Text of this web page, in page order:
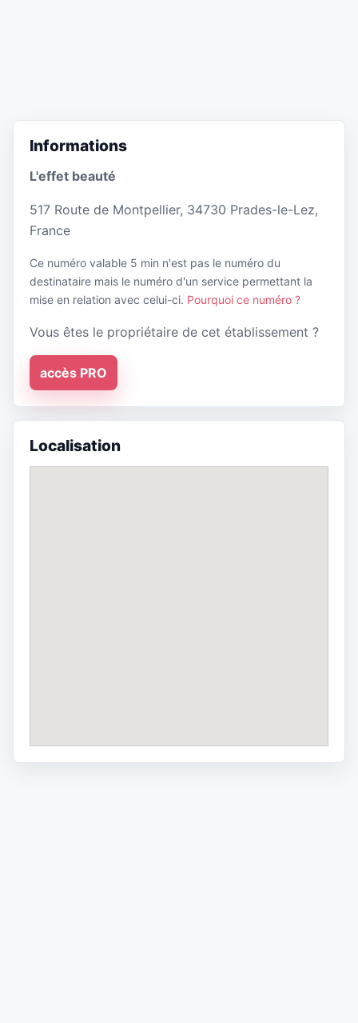
Informations
L'effet beauté
517 Route de Montpellier, 34730 Prades-le-Lez,
France
Ce numéro valable 5 min n'est pas le numéro du
destinataire mais le numéro d'un service permettant la
mise en relation avec celui-ci. Pourquoi ce numéro ?
Vous êtes le propriétaire de cet établissement ?
accès PRO
Localisation